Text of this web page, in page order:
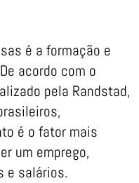
é a formação e
acordo com o
pela Randstad,
é o fator mais
um emprego,
e salários.